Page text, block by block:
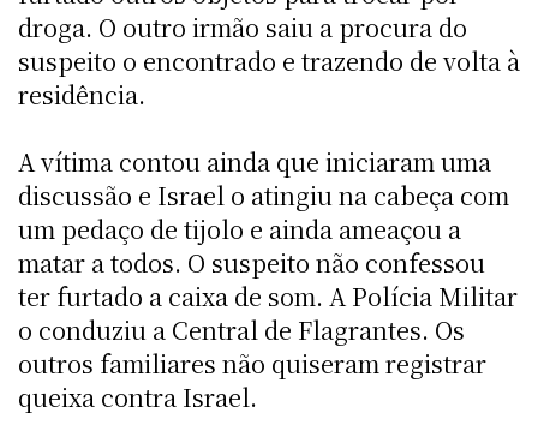
droga. O outro irmão saiu a procura do
suspeito o encontrado e trazendo de volta à
residência.
A vítima contou ainda que iniciaram uma
discussão e Israel o atingiu na cabeça com
um pedaço de tijolo e ainda ameaçou a
matar a todos. O suspeito não confessou
ter furtado a caixa de som. A Polícia Militar
o conduziu a Central de Flagrantes. Os
outros familiares não quiseram registrar
queixa contra Israel.